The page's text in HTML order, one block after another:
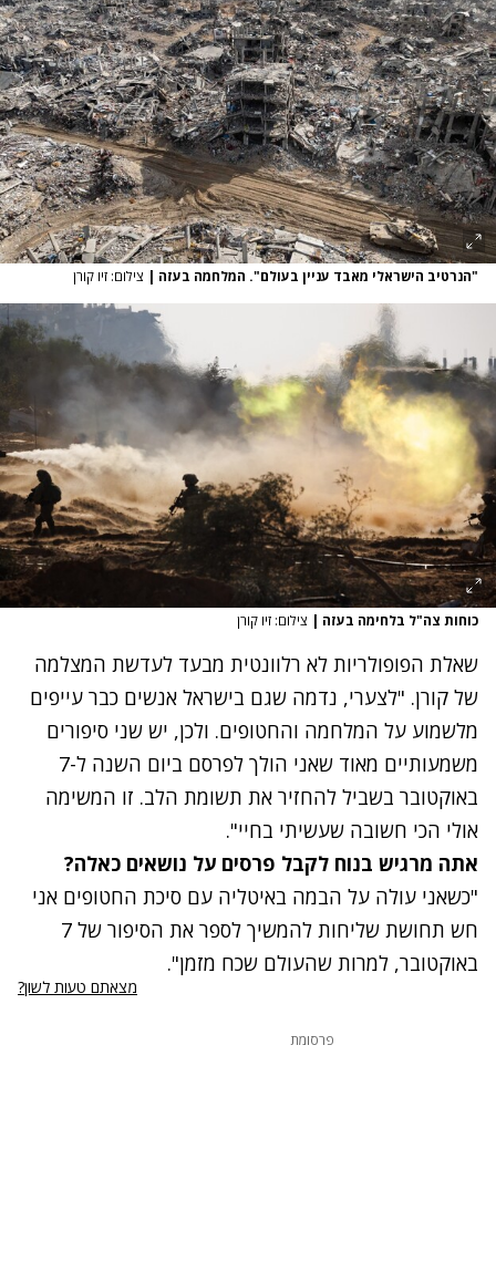
"הנרטיב הישראלי מאבד עניין בעולם". המלחמה בעזה צילום: זיו קורן
כוחות צה"ל בלחימה בעזה | צילום: זיו קורן
שאלת הפופולריות לא רלוונטית מבעד לעדשת המצלמה
של קורן. "לצערי, נדמה שגם בישראל אנשים כבר עייפים
מלשמוע על המלחמה והחטופים. ולכן, יש שני סיפורים
משמעותיים מאוד שאני הולך לפרסם ביום השנה ל-7
באוקטובר בשביל להחזיר את תשומת הלב. זו המשימה
אולי הכי חשובה שעשיתי בחיי".
אתה מרגיש בנוח לקבל פרסים על נושאים כאלה?
"כשאני עולה על הבמה באיטליה עם סיכת החטופים אני
חש תחושת שליחות להמשיך לספר את הסיפור של 7
באוקטובר, למרות שהעולם שכח מזמן".
מצאתם טעות לשון?
פרסומת